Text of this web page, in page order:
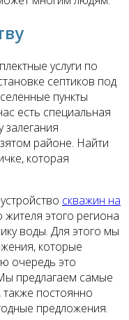
услуги по
септиков под
пункты
есть специальная
залегания
районе. Найти
которая
скважин на
этого региона
воды. Для этого мы
которые
очередь это
предлагаем самые
также постоянно
предложения.